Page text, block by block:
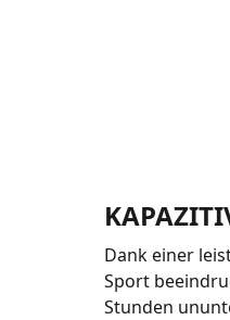
Dank einer
Sport
Stunden